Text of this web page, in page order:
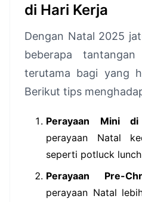
di Hari Kerja
Dengan Natal 2025
beberapa
terutama bagi yang
Berikut tips
Perayaan Mini
perayaan Natal
seperti potluck
Perayaan Pre-
perayaan Natal